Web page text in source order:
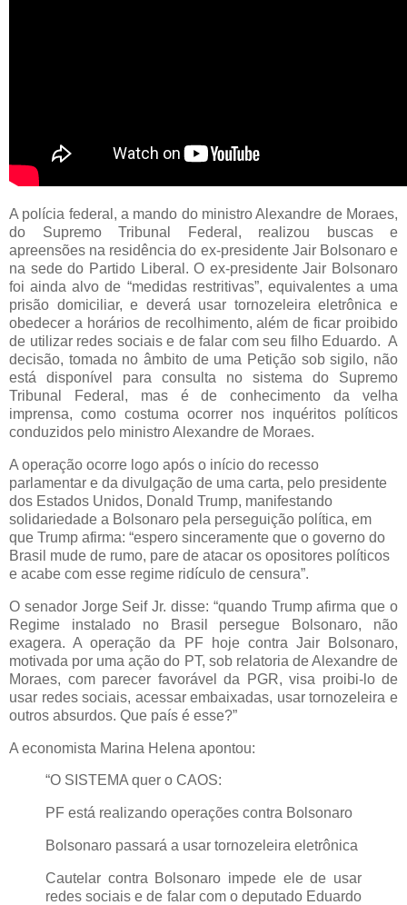
A polícia federal, a mando do ministro Alexandre de Moraes,
do Supremo Tribunal Federal, realizou buscas e
apreensões na residência do ex-presidente Jair Bolsonaro e
na sede do Partido Liberal. O ex-presidente Jair Bolsonaro
foi ainda alvo de “medidas restritivas”, equivalentes a uma
prisão domiciliar, e deverá usar tornozeleira eletrônica e
obedecer a horários de recolhimento, além de ficar proibido
de utilizar redes sociais e de falar com seu filho Eduardo. A
decisão, tomada no âmbito de uma Petição sob sigilo, não
está disponível para consulta no sistema do Supremo
Tribunal Federal, mas é de conhecimento da velha
imprensa, como costuma ocorrer nos inquéritos políticos
conduzidos pelo ministro Alexandre de Moraes.
A operação ocorre logo após o início do recesso
parlamentar e da divulgação de uma carta, pelo presidente
dos Estados Unidos, Donald Trump, manifestando
solidariedade a Bolsonaro pela perseguição política, em
que Trump afirma: “espero sinceramente que o governo do
Brasil mude de rumo, pare de atacar os opositores políticos
e acabe com esse regime ridículo de censura”.
O senador Jorge Seif Jr. disse: “quando Trump afirma que o
Regime instalado no Brasil persegue Bolsonaro, não
exagera. A operação da PF hoje contra Jair Bolsonaro,
motivada por uma ação do PT, sob relatoria de Alexandre de
Moraes, com parecer favorável da PGR, visa proibi-lo de
usar redes sociais, acessar embaixadas, usar tornozeleira e
outros absurdos. Que país é esse?”
A economista Marina Helena apontou:
“O SISTEMA quer o CAOS:
PF está realizando operações contra Bolsonaro
Bolsonaro passará a usar tornozeleira eletrônica
Cautelar contra Bolsonaro impede ele de usar
redes sociais e de falar com o deputado Eduardo